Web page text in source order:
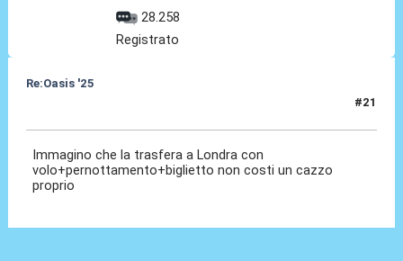
28.258
Registrato
Re:Oasis '25
#21
Immagino che la trasfera a Londra con
volo+pernottamento+biglietto non costi un cazzo
proprio